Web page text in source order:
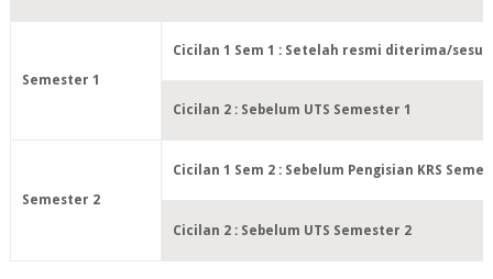
Semester 1
Cicilan 1 Sem 1 : Setelah resmi diterima/
Cicilan 2 : Sebelum UTS Semester 1
Semester 2
Cicilan 1 Sem 2 : Sebelum Pengisian KRS
Cicilan 2 : Sebelum UTS Semester 2